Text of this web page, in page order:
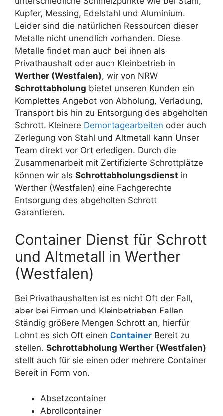
Kupfer, Messing, Edelstahl und Aluminium.
Leider sind die natürlichen Ressourcen dieser
Metalle nicht unendlich vorhanden. Diese
Metalle findet man auch bei ihnen als
Privathaushalt oder auch Kleinbetrieb in
Werther (Westfalen), wir von NRW
Schrottabholung bietet unseren Kunden ein
Komplettes Angebot von Abholung, Verladung,
Transport bis hin zu Entsorgung des abgeholten
Schrott. Kleinere Demontagearbeiten oder auch
Zerlegung von Stahl und Altmetall kann Unser
Team direkt vor Ort erledigen. Durch die
Zusammenarbeit mit Zertifizierte Schrottplätze
können wir als Schrottabholungsdienst in
Werther (Westfalen) eine Fachgerechte
Entsorgung des abgeholten Schrott
Garantieren.
Container Dienst für Schrott
und Altmetall in Werther
(Westfalen)
Bei Privathaushalten ist es nicht Oft der Fall,
aber bei Firmen und Kleinbetrieben Fallen
Ständig größere Mengen Schrott an, hierfür
Lohnt es sich Oft einen Container Bereit zu
stellen. Schrottabholung Werther (Westfalen)
stellt auch für sie einen oder mehrere Container
Bereit in Form von.
Absetzcontainer
Abrollcontainer